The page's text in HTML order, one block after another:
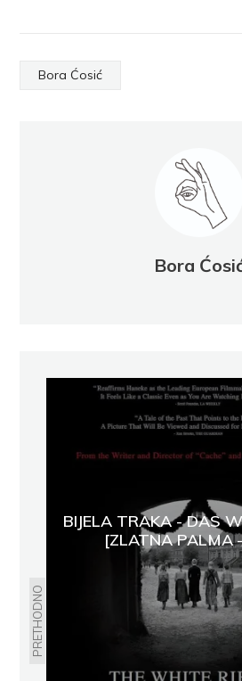
Bora Ćosić
Bora
PRETHODNO
BIJELA TRAKA - DAS
ZLATNA PALMA